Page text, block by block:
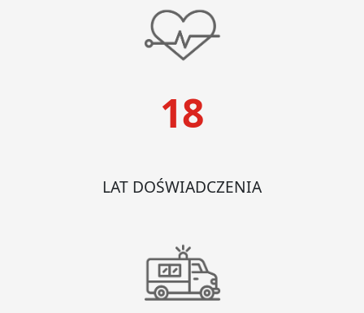
18
LAT DOŚWIADCZENIA